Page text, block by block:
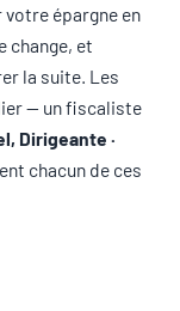
épargne en
change, et
la suite. Les
— un fiscaliste
Dirigeante ·
chacun de ces